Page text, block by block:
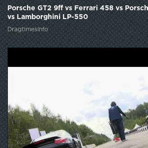
Porsche GT2 9ff vs Ferrari 458 vs
vs Lamborghini LP-550
DragtimesInfo